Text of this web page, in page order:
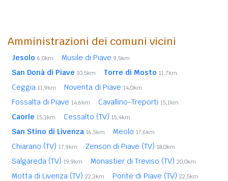
Amministrazioni dei comuni vicini
Jesolo 6,0km Musile di Piave 9,5km
San Donà di Piave 10,5km Torre di Mosto 11,7km
Ceggia 11,9km Noventa di Piave 14,0km
Fossalta di Piave 14,6km Cavallino-Treporti 15,1km
Caorle 15,3km Cessalto (TV) 15,4km
San Stino di Livenza 16,5km Meolo 17,6km
Chiarano (TV) 17,9km Zenson di Piave (TV) 18,0km
Salgareda (TV) 19,9km Monastier di Treviso (TV) 20,0km
Motta di Livenza (TV) 22,3km Ponte di Piave (TV) 22,5km